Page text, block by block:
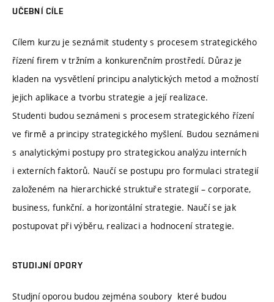
UČEBNÍ CÍLE
Cílem kurzu je seznámit studenty s procesem strategického
řízení firem v tržním a konkurenčním prostředí. Důraz je
kladen na vysvětlení principu analytických metod a možností
jejich aplikace a tvorbu strategie a její realizace.
Studenti budou seznámeni s procesem strategického řízení
ve firmě a principy strategického myšlení. Budou seznámeni
s analytickými postupy pro strategickou analýzu interních
i externích faktorů. Naučí se postupu pro formulaci strategií
založeném na hierarchické struktuře strategií – corporate,
business, funkční. a horizontální strategie. Naučí se jak
postupovat při výběru, realizaci a hodnocení strategie.
STUDIJNÍ OPORY
Studjní oporou budou zejména soubory které budou